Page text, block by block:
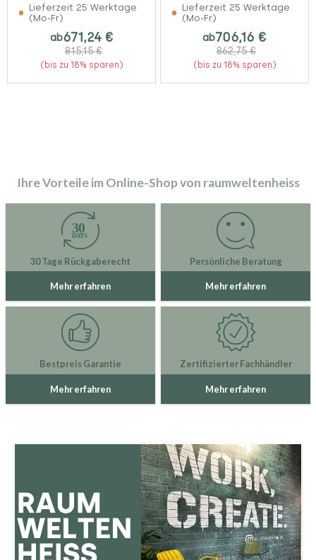
Lieferzeit 25 Werktage
(Mo-Fr)
ab671,24 €
815,15 €
(bis zu 18% sparen)
Lieferzeit 25 Werktage
(Mo-Fr)
ab706,16 €
862,75 €
(bis zu 18% sparen)
Ihre Vorteile im Online-Shop von raumweltenheiss
30 Tage Rückgaberecht
Mehr erfahren
Persönliche Beratung
Mehr erfahren
Bestpreis Garantie
Mehr erfahren
Zertifizierter Fachhändler
Mehr erfahren